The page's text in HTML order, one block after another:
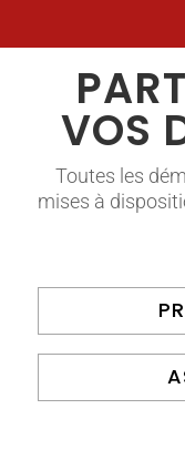
VOS
Toutes les
mises à